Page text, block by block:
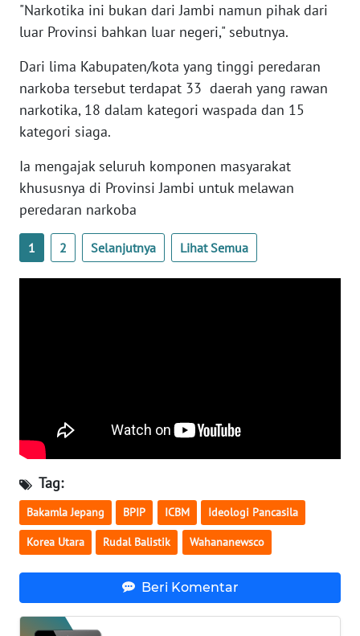
"Narkotika ini bukan dari Jambi namun pihak dari
luar Provinsi bahkan luar negeri," sebutnya.
Dari lima Kabupaten/kota yang tinggi peredaran
narkoba tersebut terdapat 33 daerah yang rawan
narkotika, 18 dalam kategori waspada dan 15
kategori siaga.
Ia mengajak seluruh komponen masyarakat
khususnya di Provinsi Jambi untuk melawan
peredaran narkoba
1 2 Selanjutnya Lihat Semua
Tag:
Bakamla Jepang BPIP ICBM Ideologi Pancasila
Korea Utara Rudal Balistik Wahananewsco
Beri Komentar
WN
PAPUA
WN
PAPUA
BARAT
RIAU
WN
WN
SULBAR
WN